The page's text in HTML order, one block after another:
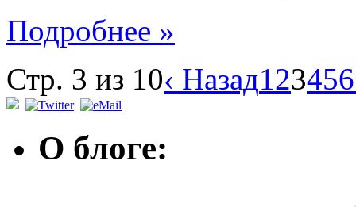
Подробнее »
Стр. 3 из 10‹ Назад123456
О блоге: